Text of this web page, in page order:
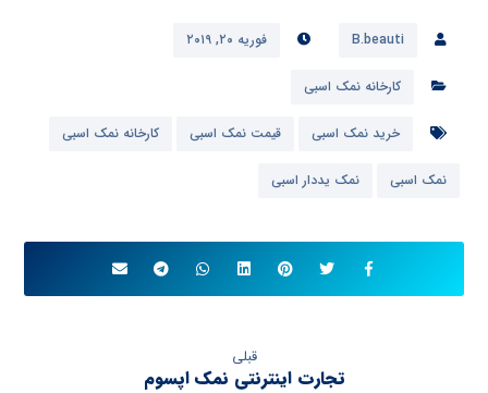
B.beauti فوریه ۲۰, ۲۰۱۹
کارخانه نمک اسبی
خرید نمک اسبی قیمت نمک اسبی کارخانه نمک اسبی
نمک اسبی نمک یددار اسبی
قبلی
تجارت اینترنتی نمک اپسوم